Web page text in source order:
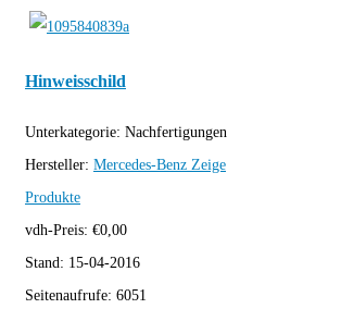
Hinweisschild
Unterkategorie: Nachfertigungen
Hersteller: Mercedes-Benz Zeige
Produkte
vdh-Preis: €0,00
Stand: 15-04-2016
Seitenaufrufe: 6051